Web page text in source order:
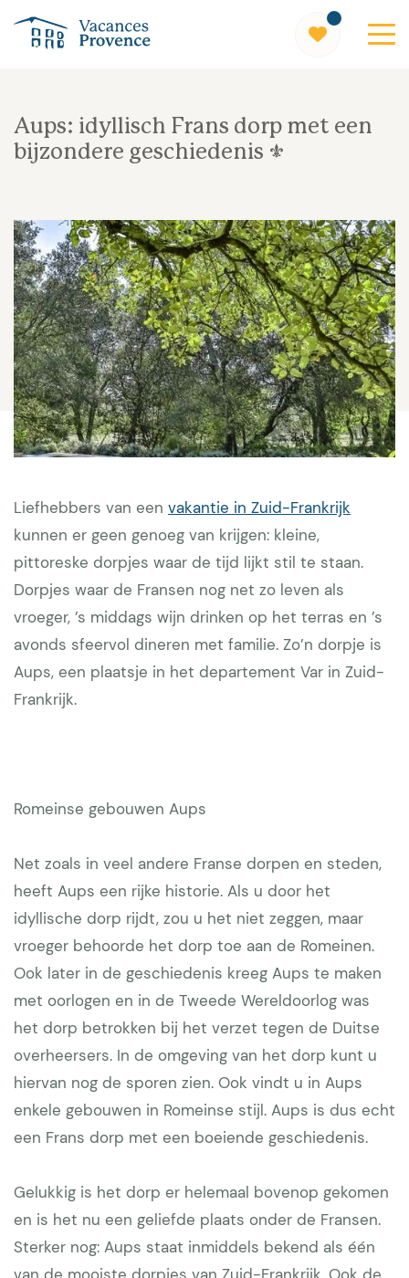
Aups: idyllisch Frans dorp met een
bijzondere geschiedenis ⚜️
Liefhebbers van een vakantie in Zuid-Frankrijk
kunnen er geen genoeg van krijgen: kleine,
pittoreske dorpjes waar de tijd lijkt stil te staan.
Dorpjes waar de Fransen nog net zo leven als
vroeger, ’s middags wijn drinken op het terras en ’s
avonds sfeervol dineren met familie. Zo’n dorpje is
Aups, een plaatsje in het departement Var in Zuid-
Frankrijk.
Romeinse gebouwen Aups
Net zoals in veel andere Franse dorpen en steden,
heeft Aups een rijke historie. Als u door het
idyllische dorp rijdt, zou u het niet zeggen, maar
vroeger behoorde het dorp toe aan de Romeinen.
Ook later in de geschiedenis kreeg Aups te maken
met oorlogen en in de Tweede Wereldoorlog was
het dorp betrokken bij het verzet tegen de Duitse
overheersers. In de omgeving van het dorp kunt u
hiervan nog de sporen zien. Ook vindt u in Aups
enkele gebouwen in Romeinse stijl. Aups is dus echt
een Frans dorp met een boeiende geschiedenis.
Gelukkig is het dorp er helemaal bovenop gekomen
en is het nu een geliefde plaats onder de Fransen.
Sterker nog: Aups staat inmiddels bekend als één